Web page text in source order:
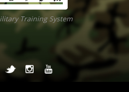
Training System